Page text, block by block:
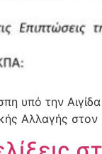
υπό την
Αλλαγής